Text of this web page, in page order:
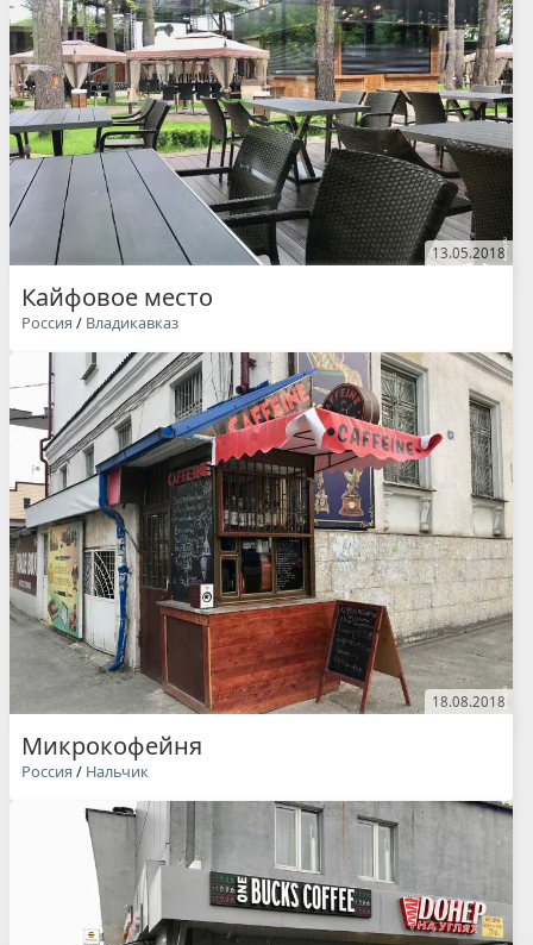
13.05.2018
Кайфовое место
Россия / Владикавказ
18.08.2018
Микрокофейня
Россия / Нальчик